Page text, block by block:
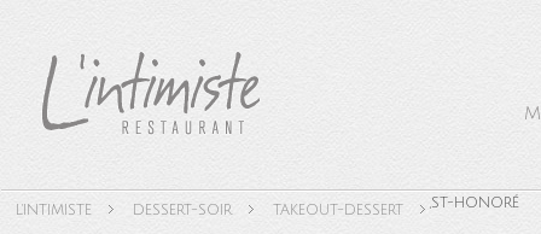
L'INTIMISTE DESSERT-SOIR ,
TAKEOUT-DESSERT ST-HONORÉ